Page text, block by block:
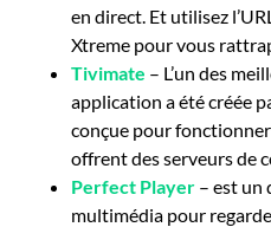
en direct. Et utilisez
Xtreme pour vous
Tivimate – L’un des
application a été créée
conçue pour
offrent des serveurs de
Perfect Player – est un
multimédia pour